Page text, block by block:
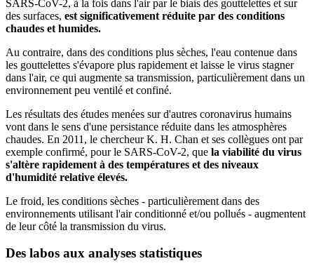
SARS-CoV-2, à la fois dans l'air par le biais des gouttelettes et sur
des surfaces, est significativement réduite par des conditions
chaudes et humides.
Au contraire, dans des conditions plus sèches, l'eau contenue dans
les gouttelettes s'évapore plus rapidement et laisse le virus stagner
dans l'air, ce qui augmente sa transmission, particulièrement dans un
environnement peu ventilé et confiné.
Les résultats des études menées sur d'autres coronavirus humains
vont dans le sens d'une persistance réduite dans les atmosphères
chaudes. En 2011, le chercheur K. H. Chan et ses collègues ont par
exemple confirmé, pour le SARS-CoV-2, que la viabilité du virus
s'altère rapidement à des températures et des niveaux
d'humidité relative élevés.
Le froid, les conditions sèches - particulièrement dans des
environnements utilisant l'air conditionné et/ou pollués - augmentent
de leur côté la transmission du virus.
Des labos aux analyses statistiques